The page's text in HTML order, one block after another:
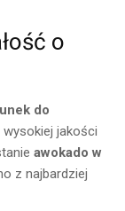
o
do
jakości
awokado w
z najbardziej